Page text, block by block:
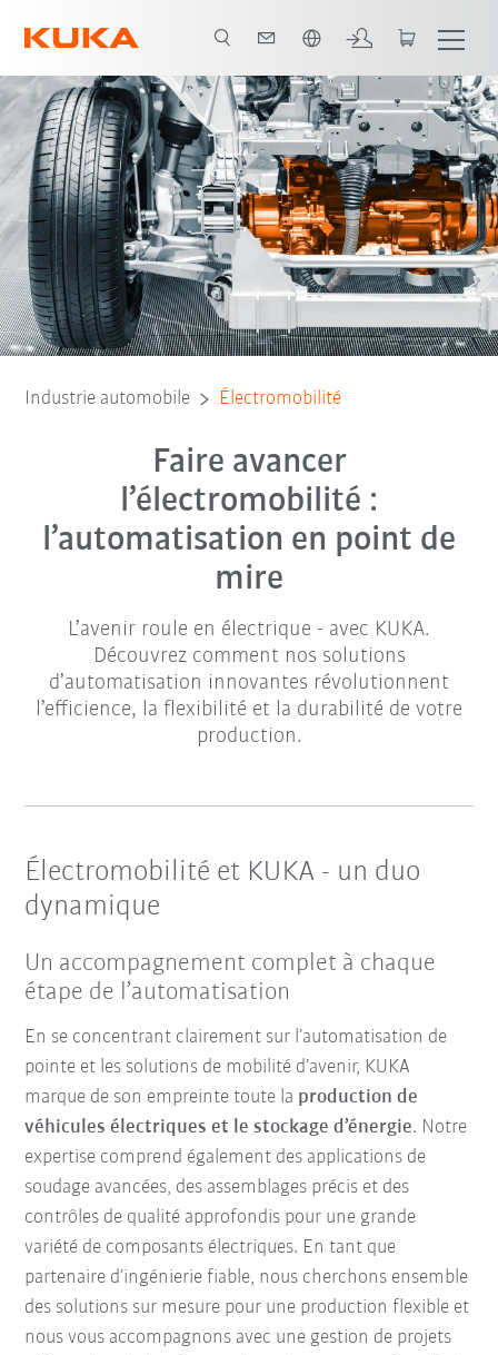
Avantages Contact Exemples de clients Solutions FAQ
Industrie automobile Électromobilité
Faire avancer
l’électromobilité :
l’automatisation en point de
mire
L’avenir roule en électrique - avec KUKA.
Découvrez comment nos solutions
d’automatisation innovantes révolutionnent
l’efficience, la flexibilité et la durabilité de votre
production.
Électromobilité et KUKA - un duo
dynamique
Un accompagnement complet à chaque
étape de l’automatisation
En se concentrant clairement sur l’automatisation de
pointe et les solutions de mobilité d’avenir, KUKA
marque de son empreinte toute la production de
véhicules électriques et le stockage d’énergie. Notre
expertise comprend également des applications de
soudage avancées, des assemblages précis et des
contrôles de qualité approfondis pour une grande
variété de composants électriques. En tant que
partenaire d’ingénierie fiable, nous cherchons ensemble
des solutions sur mesure pour une production flexible et
nous vous accompagnons avec une gestion de projets